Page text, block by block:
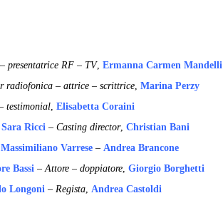
presentatrice RF – TV, Ermanna Carmen Mandelli
radiofonica – attrice – scrittrice, Marina Perzy
testimonial, Elisabetta Coraini
Sara Ricci – Casting director, Christian Bani
Massimiliano Varrese– Andrea Brancone
Bassi – Attore – doppiatore, Giorgio Borghetti
Longoni – Regista, Andrea Castoldi